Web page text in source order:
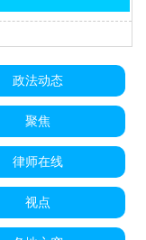
政法动态
聚焦
律师在线
视点